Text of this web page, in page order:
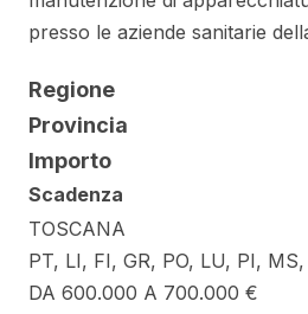
presso le aziende sanitarie
Regione
Provincia
Importo
Scadenza
TOSCANA
PT, LI, FI, GR, PO, LU, PI,
DA 600.000 A 700.000 €